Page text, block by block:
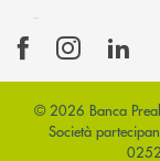
© 2026 Banca
Società